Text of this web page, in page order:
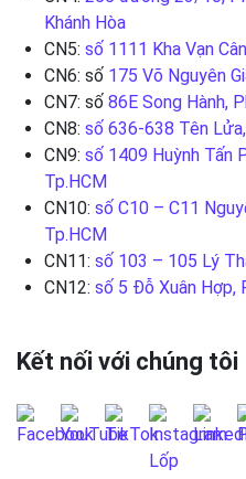
Khánh Hòa
CN5: số 1111 Kha Vạn
CN6: số 175 Võ Nguyên
CN7: số 86E Song Hành,
CN8: số 636-638 Tên
CN9: số 1409 Huỳnh Tấn
Tp.HCM
CN10: số C10 – C11
Tp.HCM
CN11: số 103 – 105 Lý
CN12: số 5 Đỗ Xuân Hợp,
Kết nối với chúng tôi